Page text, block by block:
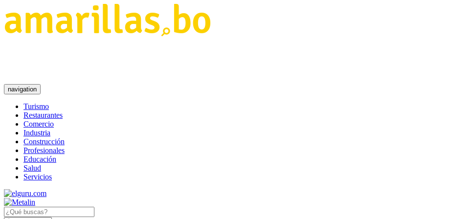
navigation
Turismo
Restaurantes
Comercio
Industria
Construcción
Profesionales
Educación
Salud
Servicios